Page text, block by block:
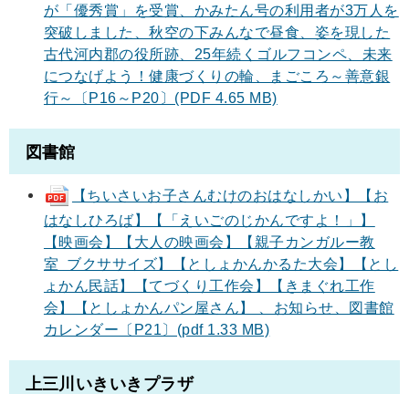
が「優秀賞」を受賞、かみたん号の利用者が3万人を
突破しました、秋空の下みんなで昼食、姿を現した
古代河内郡の役所跡、25年続くゴルフコンペ、未来
につなげよう！健康づくりの輪、まごころ～善意銀
行～〔P16～P20〕(PDF 4.65 MB)
図書館
【ちいさいお子さんむけのおはなしかい】【お
はなしひろば】【「えいごのじかんですよ！」】
【映画会】【大人の映画会】【親子カンガルー教
室 ブクササイズ】【としょかんかるた大会】【とし
ょかん民話】【てづくり工作会】【きまぐれ工作
会】【としょかんパン屋さん】 、お知らせ、図書館
カレンダー〔P21〕(pdf 1.33 MB)
上三川いきいきプラザ